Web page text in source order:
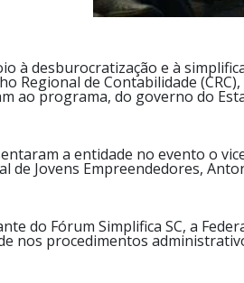
à desburocratização e à
Regional de Contabilidade
ao programa, do governo do
a entidade no evento o
de Jovens Empreendedores,
do Fórum Simplifica SC, a
nos procedimentos